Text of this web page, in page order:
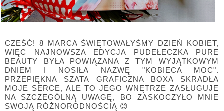
CZEŚĆ! 8 MARCA ŚWIĘTOWAŁYŚMY DZIEŃ KOBIET,
WIĘC NAJNOWSZA EDYCJA PUDEŁECZKA PURE
BEAUTY BYŁA POWIĄZANA Z TYM WYJĄTKOWYM
DNIEM I NOSIŁA NAZWĘ "KOBIECA MOC".
PRZEPIĘKNA SZATA GRAFICZNA BOXA SKRADŁA
MOJE SERCE, ALE TO JEGO WNĘTRZE ZASŁUGUJE
NA SZCZEGÓLNĄ UWAGĘ, BO ZASKOCZYŁO MNIE
SWOJĄ RÓŻNORODNOŚCIĄ 😊